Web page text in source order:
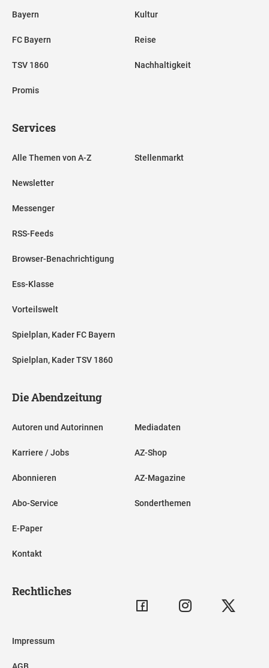
Bayern
FC Bayern
TSV 1860
Promis
Kultur
Reise
Nachhaltigkeit
Services
Alle Themen von A-Z
Newsletter
Messenger
RSS-Feeds
Browser-Benachrichtigung
Ess-Klasse
Vorteilswelt
Spielplan, Kader FC Bayern
Spielplan, Kader TSV 1860
Stellenmarkt
Die Abendzeitung
Autoren und Autorinnen
Karriere / Jobs
Abonnieren
Abo-Service
E-Paper
Kontakt
Mediadaten
AZ-Shop
AZ-Magazine
Sonderthemen
Rechtliches
Impressum